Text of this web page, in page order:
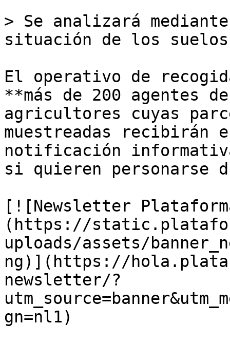
> Se analizará
situación de los suelos
El operativo de
**más de 200 agentes
agricultores cuyas
muestreadas recibirán
notificación
si quieren personarse
[![Newsletter
(https://
uploads/assets/
ng)](https://
newsletter/?
gn=nl1)